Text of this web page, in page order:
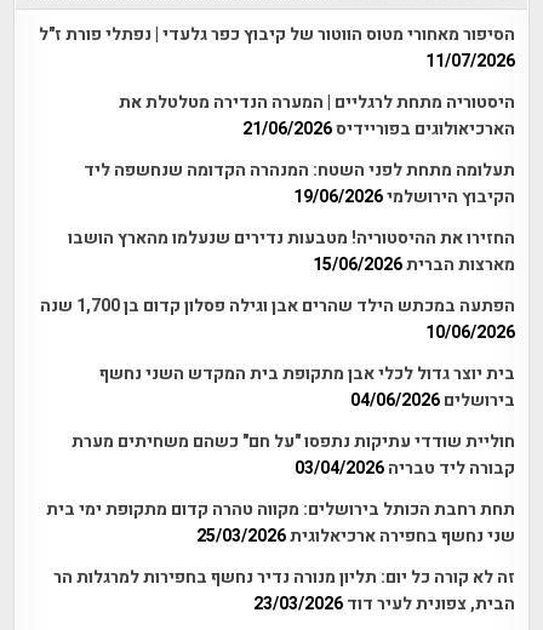
הסיפור מאחורי מטוס הווטור של קיבוץ כפר גלעדי | נפתלי פורת ז"ל
11/07/2026
היסטוריה מתחת לרגליים | המערה הנדירה מטלטלת את
הארכיאולוגים בפוריידיס21/06/2026
תעלומה מתחת לפני השטח: המנהרה הקדומה שנחשפה ליד
הקיבוץ הירושלמי19/06/2026
החזירו את ההיסטוריה! מטבעות נדירים שנעלמו מהארץ הושבו
מארצות הברית15/06/2026
הפתעה במכתש הילד שהרים אבן וגילה פסלון קדום בן 1,700 שנה
10/06/2026
בית יוצר גדול לכלי אבן מתקופת בית המקדש השני נחשף
בירושלים 04/06/2026
חוליית שודדי עתיקות נתפסו "על חם" כשהם משחיתים מערת
קבורה ליד טבריה 03/04/2026
תחת רחבת הכותל בירושלים: מקווה טהרה קדום מתקופת ימי בית
שני נחשף בחפירה ארכיאלוגית25/03/2026
זה לא קורה כל יום: תליון מנורה נדיר נחשף בחפירות למרגלות הר
הבית, צפונית לעיר דוד 23/03/2026